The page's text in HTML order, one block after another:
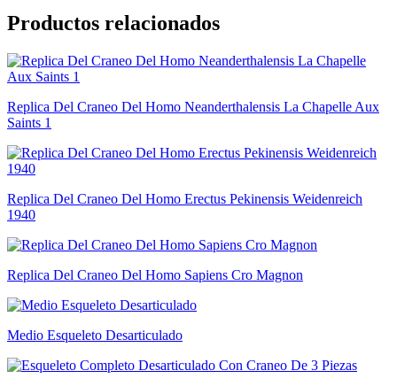
Productos relacionados
Replica Del Craneo Del Homo Neanderthalensis La Chapelle Aux
Saints 1
Replica Del Craneo Del Homo Erectus Pekinensis Weidenreich
1940
Replica Del Craneo Del Homo Sapiens Cro Magnon
Medio Esqueleto Desarticulado